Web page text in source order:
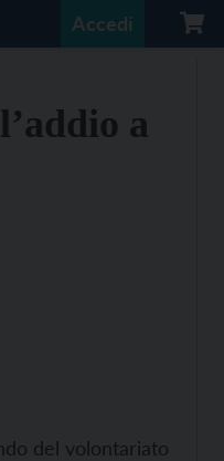
Accedi
a
del volontariato